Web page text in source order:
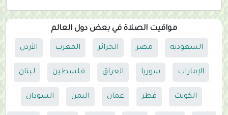
مواقيت الصلاة في بعض دول العالم
السعودية مصر الجزائر المغرب الأردن
الإمارات سوريا العراق فلسطين لبنان
الكويت قطر عمان اليمن السودان